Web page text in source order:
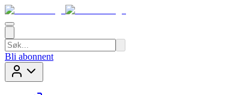
Bli abonnent